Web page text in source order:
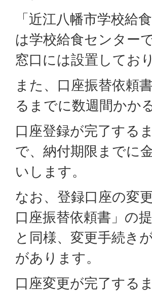
「近江八幡市学校給
は学校給食センター
窓口には設置してお
また、口座振替依頼
るまでに数週間かか
口座登録が完了する
で、納付期限までに
いします。
なお、登録口座の変
口座振替依頼書」の
と同様、変更手続き
があります。
口座変更が完了する